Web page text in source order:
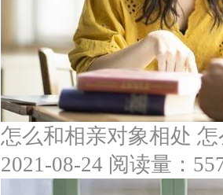
怎么和相亲对象相处
2021-08-24 阅读量：